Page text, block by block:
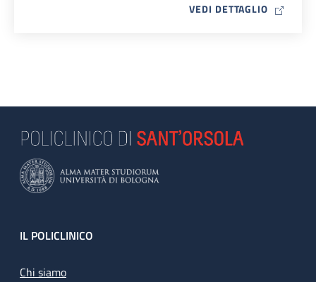
VEDI DETTAGLIO MAP ICON
Footer
IL POLICLINICO
Chi siamo